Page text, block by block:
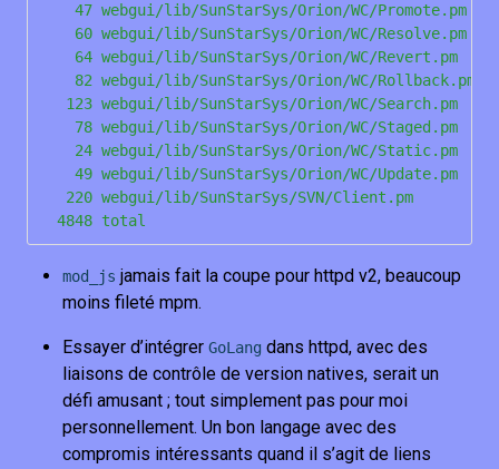
    47 webgui/lib/SunStarSys/Orion/WC/Promote.pm
    60 webgui/lib/SunStarSys/Orion/WC/Resolve.pm
    64 webgui/lib/SunStarSys/Orion/WC/Revert.pm
    82 webgui/lib/SunStarSys/Orion/WC/Rollback.pm
   123 webgui/lib/SunStarSys/Orion/WC/Search.pm
    78 webgui/lib/SunStarSys/Orion/WC/Staged.pm
    24 webgui/lib/SunStarSys/Orion/WC/Static.pm
    49 webgui/lib/SunStarSys/Orion/WC/Update.pm
   220 webgui/lib/SunStarSys/SVN/Client.pm
mod_js jamais fait la coupe pour httpd v2, beaucoup
moins fileté mpm.
Essayer d’intégrer GoLang dans httpd, avec des
liaisons de contrôle de version natives, serait un
défi amusant ; tout simplement pas pour moi
personnellement. Un bon langage avec des
compromis intéressants quand il s’agit de liens